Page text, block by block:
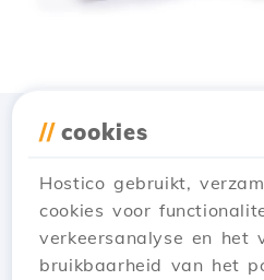
// cookies
Hostico gebruikt,
cookies voor
verkeersanalyse en het
bruikbaarheid van het
Download de